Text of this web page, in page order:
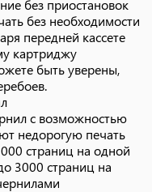
без приостановок
без необходимости
передней кассете
картриджу
быть уверены,
с возможностью
недорогую печать
страниц на одной
3000 страниц на